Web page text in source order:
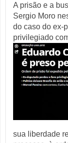
A prisão e a
Sergio Moro
do caso do ex-
privilegiado
sua liberdade